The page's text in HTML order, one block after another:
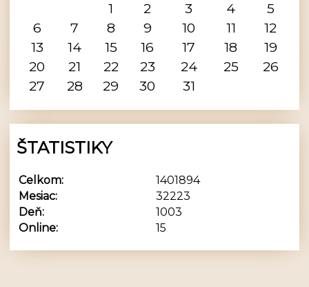
1
2 3 4
5
6
7 8 9 10 11
12
13
14 15 16 17 18
19
20
21 22 23 24 25
26
27
28 29 30 31
ŠTATISTIKY
Online: 15
Celkom:
1401894
Mesiac:
32223
Deň:
1003